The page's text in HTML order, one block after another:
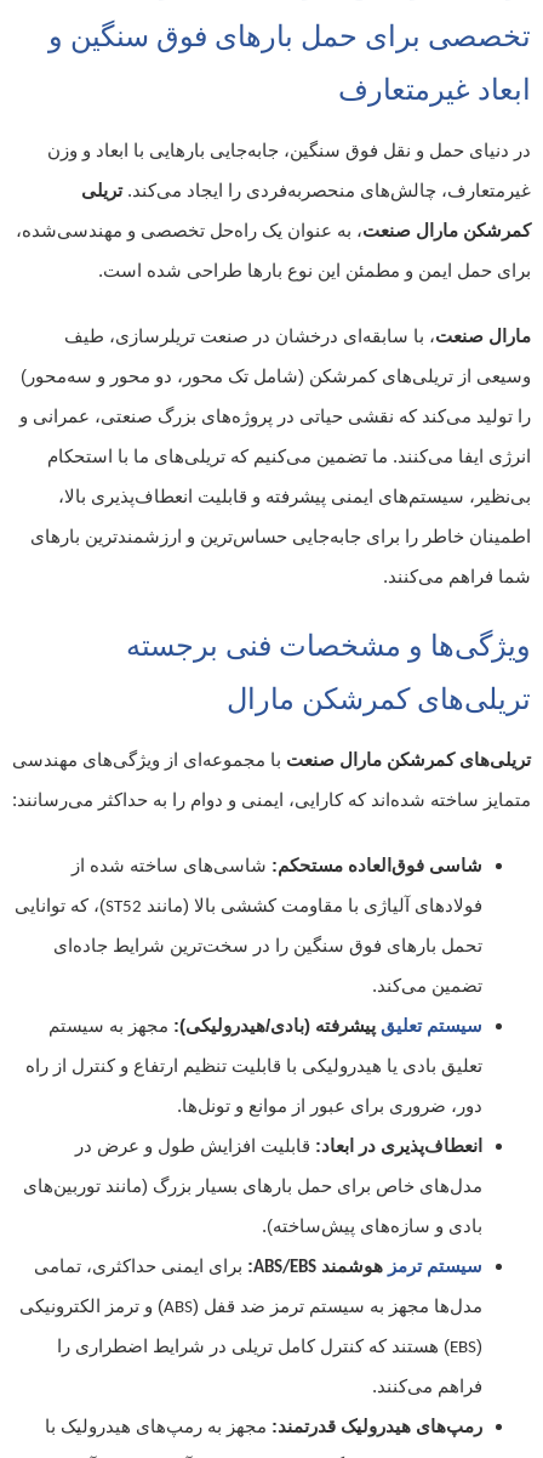
تخصصی برای حمل بارهای فوق سنگین و
ابعاد غیرمتعارف
در دنیای حمل و نقل فوق سنگین، جابه‌جایی بارهایی با ابعاد و وزن
غیرمتعارف، چالش‌های منحصربه‌فردی را ایجاد می‌کند. تریلی
کمرشکن مارال صنعت، به عنوان یک راه‌حل تخصصی و مهندسی‌شده،
برای حمل ایمن و مطمئن این نوع بارها طراحی شده است.
مارال صنعت، با سابقه‌ای درخشان در صنعت تریلرسازی، طیف
وسیعی از تریلی‌های کمرشکن (شامل تک محور، دو محور و سه‌محور)
را تولید می‌کند که نقشی حیاتی در پروژه‌های بزرگ صنعتی، عمرانی و
انرژی ایفا می‌کنند. ما تضمین می‌کنیم که تریلی‌های ما با استحکام
بی‌نظیر، سیستم‌های ایمنی پیشرفته و قابلیت انعطاف‌پذیری بالا،
اطمینان خاطر را برای جابه‌جایی حساس‌ترین و ارزشمندترین بارهای
شما فراهم می‌کنند.
ویژگی‌ها و مشخصات فنی برجسته
تریلی‌های کمرشکن مارال
تریلی‌های کمرشکن مارال صنعت با مجموعه‌ای از ویژگی‌های مهندسی
متمایز ساخته شده‌اند که کارایی، ایمنی و دوام را به حداکثر می‌رسانند:
شاسی فوق‌العاده مستحکم: شاسی‌های ساخته شده از
فولادهای آلیاژی با مقاومت کششی بالا (مانند ST52)، که توانایی
تحمل بارهای فوق سنگین را در سخت‌ترین شرایط جاده‌ای
تضمین می‌کند.
سیستم تعلیق پیشرفته (بادی/هیدرولیکی): مجهز به سیستم
تعلیق بادی یا هیدرولیکی با قابلیت تنظیم ارتفاع و کنترل از راه
دور، ضروری برای عبور از موانع و تونل‌ها.
انعطاف‌پذیری در ابعاد: قابلیت افزایش طول و عرض در
مدل‌های خاص برای حمل بارهای بسیار بزرگ (مانند توربین‌های
بادی و سازه‌های پیش‌ساخته).
سیستم ترمز هوشمند ABS/EBS
: برای ایمنی حداکثری، تمامی
مدل‌ها مجهز به سیستم ترمز ضد قفل (ABS) و ترمز الکترونیکی
(
EBS) هستند که کنترل کامل تریلی در شرایط اضطراری را
فراهم می‌کنند.
رمپ‌های هیدرولیک قدرتمند: مجهز به رمپ‌های هیدرولیک با